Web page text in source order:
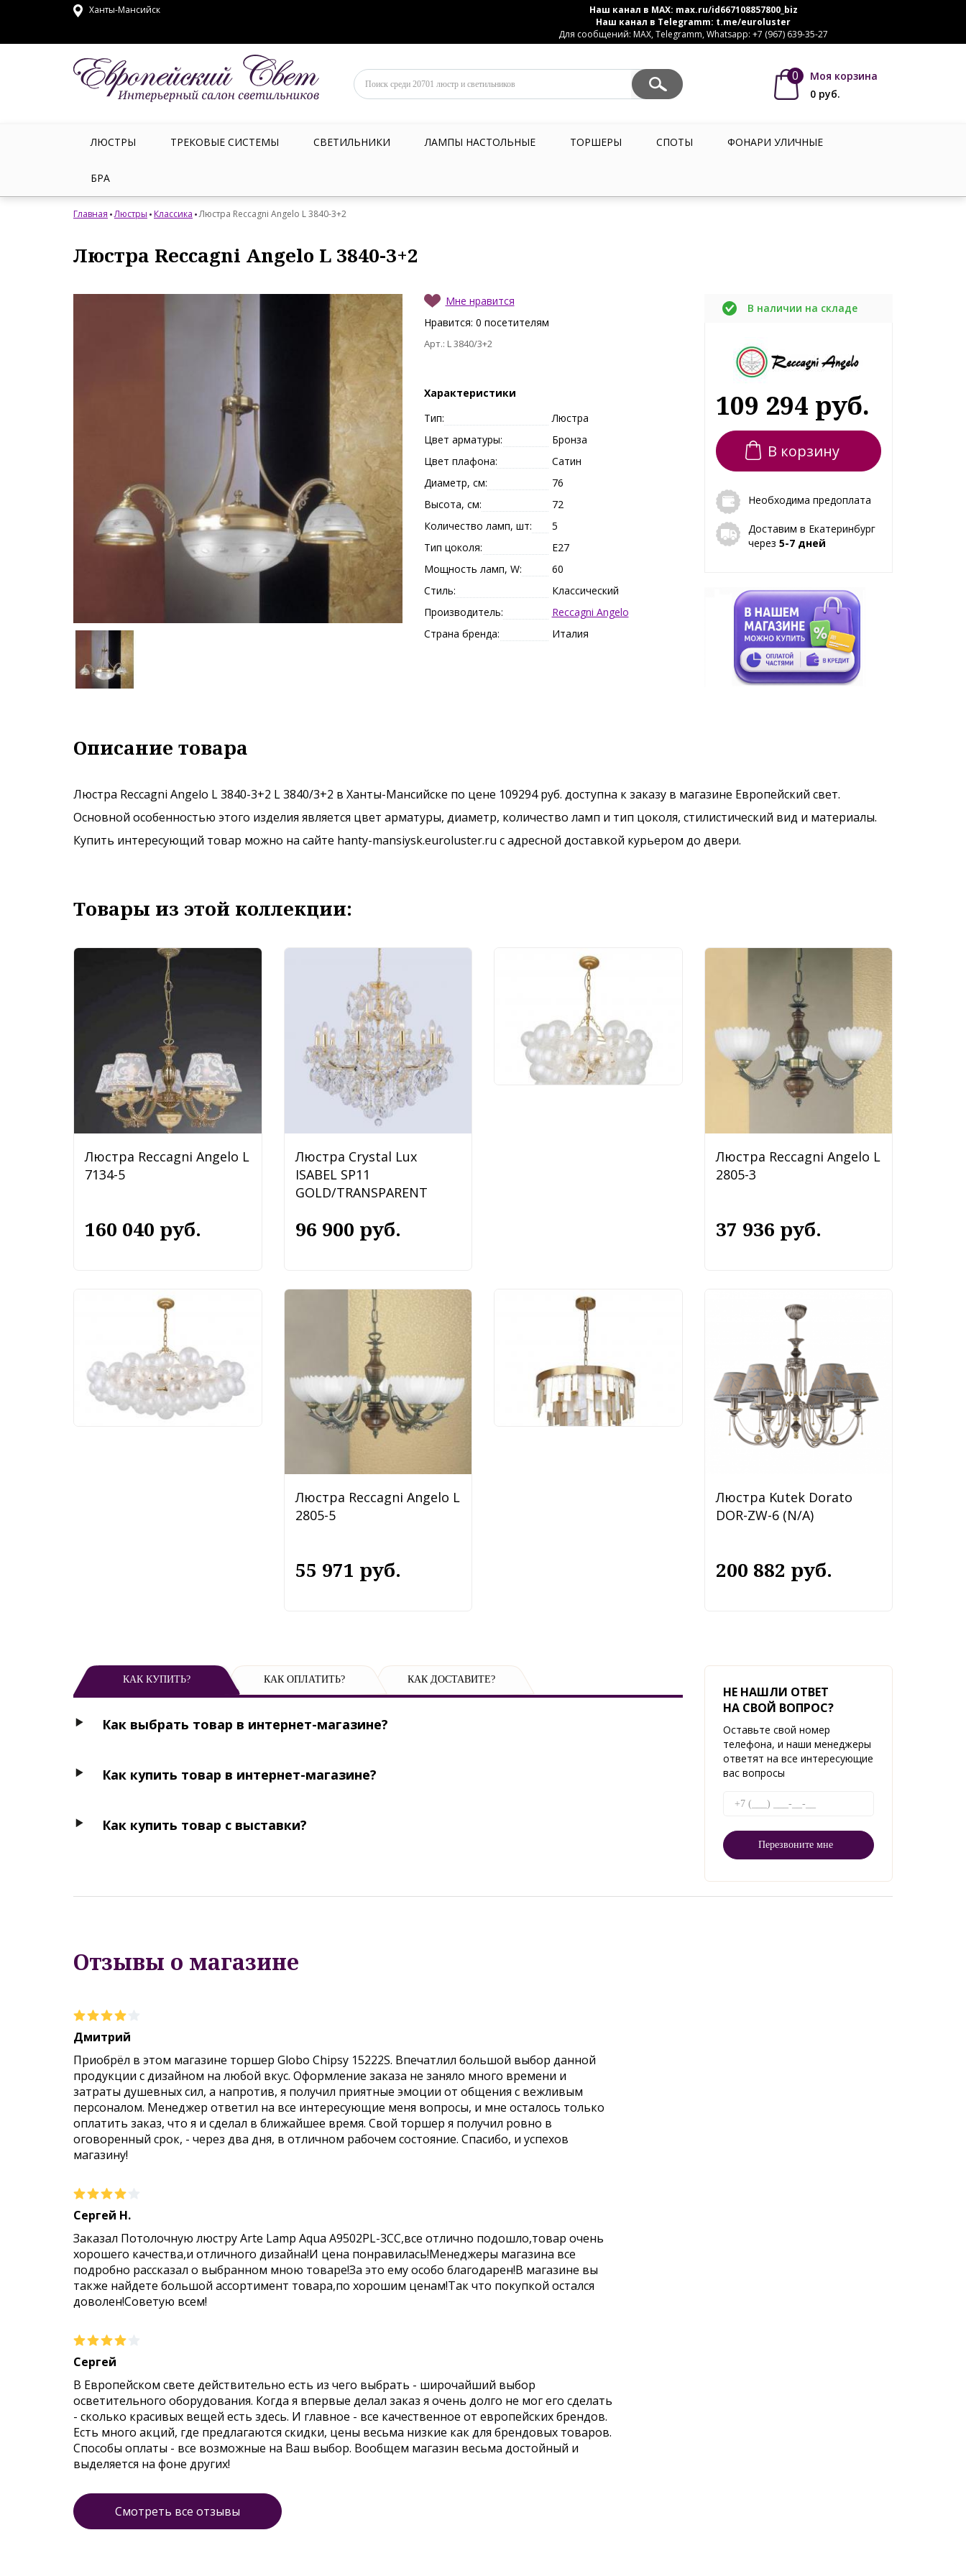
Ханты-Мансийск Наш канал в MAX: max.ru/id667108857800_biz
Наш канал в Telegramm: t.me/euroluster
Для сообщений: MAX, Telegramm, Whatsapp: +7 (967) 639-35-27
0
Моя корзина
0 руб.
ЛЮСТРЫ ТРЕКОВЫЕ СИСТЕМЫ СВЕТИЛЬНИКИ ЛАМПЫ НАСТОЛЬНЫЕ ТОРШЕРЫ СПОТЫ ФОНАРИ УЛИЧНЫЕ
БРА
Главная Люстры Классика Люстра Reccagni Angelo L 3840-3+2
Люстра Reccagni Angelo L 3840-3+2
Мне нравится
Нравится: 0 посетителям
Арт.: L 3840/3+2
Характеристики
Тип:
Люстра
Цвет арматуры:
Бронза
Цвет плафона:
Сатин
Диаметр, см:
76
Высота, см:
72
Количество ламп, шт:
5
Тип цоколя:
E27
Мощность ламп, W:
60
Стиль:
Классический
Производитель:
Reccagni Angelo
Страна бренда:
Италия
В наличии на складе
109 294 руб.
В корзину
Необходима предоплата
Доставим в Екатеринбург
через 5-7 дней
Описание товара
Люстра Reccagni Angelo L 3840-3+2 L 3840/3+2 в Ханты-Мансийске по цене 109294 руб. доступна к заказу в магазине Европейский свет.
Основной особенностью этого изделия является цвет арматуры, диаметр, количество ламп и тип цоколя, стилистический вид и материалы.
Купить интересующий товар можно на сайте hanty-mansiysk.euroluster.ru с адресной доставкой курьером до двери.
Товары из этой коллекции:
Люстра Reccagni Angelo L
7134-5
160 040 руб.
Люстра Crystal Lux
ISABEL SP11
GOLD/TRANSPARENT
96 900 руб.
Люстра Favourite
Multibulla 4202-6P
91 620 руб.
Люстра Reccagni Angelo L
2805-3
37 936 руб.
Люстра Favourite
Multibulla 4202-10P
113 760 руб.
Люстра Reccagni Angelo L
2805-5
55 971 руб.
Люстра Favourite Shally
88 920 руб.
Люстра Kutek Dorato
DOR-ZW-6 (N/A)
200 882 руб.
КАК КУПИТЬ? КАК ОПЛАТИТЬ? КАК ДОСТАВИТЕ?
Как выбрать товар в интернет-магазине?
Как купить товар в интернет-магазине?
Как купить товар с выставки?
НЕ НАШЛИ ОТВЕТ
НА СВОЙ ВОПРОС?
Оставьте свой номер
телефона, и наши менеджеры
ответят на все интересующие
вас вопросы
Отзывы о магазине
Дмитрий
Приобрёл в этом магазине торшер Globo Chipsy 15222S. Впечатлил большой выбор данной
продукции с дизайном на любой вкус. Оформление заказа не заняло много времени и
затраты душевных сил, а напротив, я получил приятные эмоции от общения с вежливым
персоналом. Менеджер ответил на все интересующие меня вопросы, и мне осталось только
оплатить заказ, что я и сделал в ближайшее время. Свой торшер я получил ровно в
оговоренный срок, - через два дня, в отличном рабочем состояние. Спасибо, и успехов
магазину!
Сергей Н.
Заказал Потолочную люстру Arte Lamp Aqua A9502PL-3CC,все отлично подошло,товар очень
хорошего качества,и отличного дизайна!И цена понравилась!Менеджеры магазина все
подробно рассказал о выбранном мною товаре!За это ему особо благодарен!В магазине вы
также найдете большой ассортимент товара,по хорошим ценам!Так что покупкой остался
доволен!Советую всем!
Сергей
В Европейском свете действительно есть из чего выбрать - широчайший выбор
осветительного оборудования. Когда я впервые делал заказ я очень долго не мог его сделать
- сколько красивых вещей есть здесь. И главное - все качественное от европейских брендов.
Есть много акций, где предлагаются скидки, цены весьма низкие как для брендовых товаров.
Способы оплаты - все возможные на Ваш выбор. Вообщем магазин весьма достойный и
выделяется на фоне других!
Смотреть все отзывы